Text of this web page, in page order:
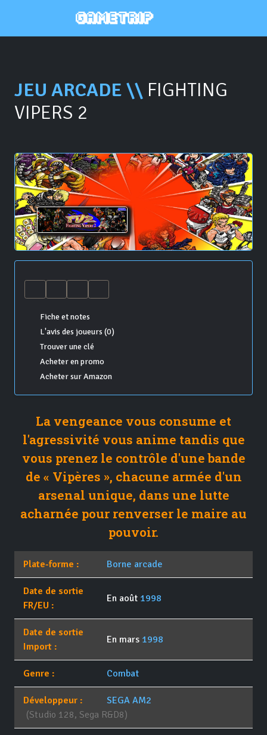
JEU ARCADE \\ FIGHTING
VIPERS 2
Fiche et notes
L'avis des joueurs (0)
Trouver une clé
Acheter en promo
Acheter sur Amazon
La vengeance vous consume et
l'agressivité vous anime tandis que
vous prenez le contrôle d'une bande
de « Vipères », chacune armée d'un
arsenal unique, dans une lutte
acharnée pour renverser le maire au
pouvoir.
Plate-forme : Borne arcade
Date de sortie
FR/EU :
En août 1998
Date de sortie
Import :
En mars 1998
Genre : Combat
Développeur :
SEGA AM2
(Studio 128, Sega R&D8)